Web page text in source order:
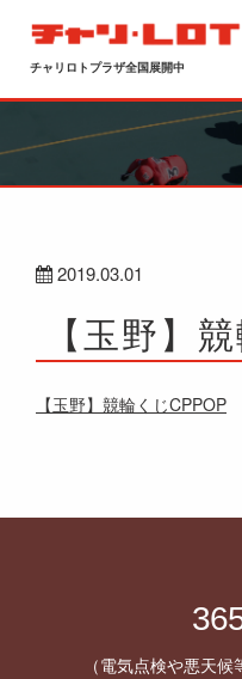
チャリロトプラザ全国展開中
2019.03.01
【玉野】
【玉野】競輪くじCPPOP
（電気点検や悪天候